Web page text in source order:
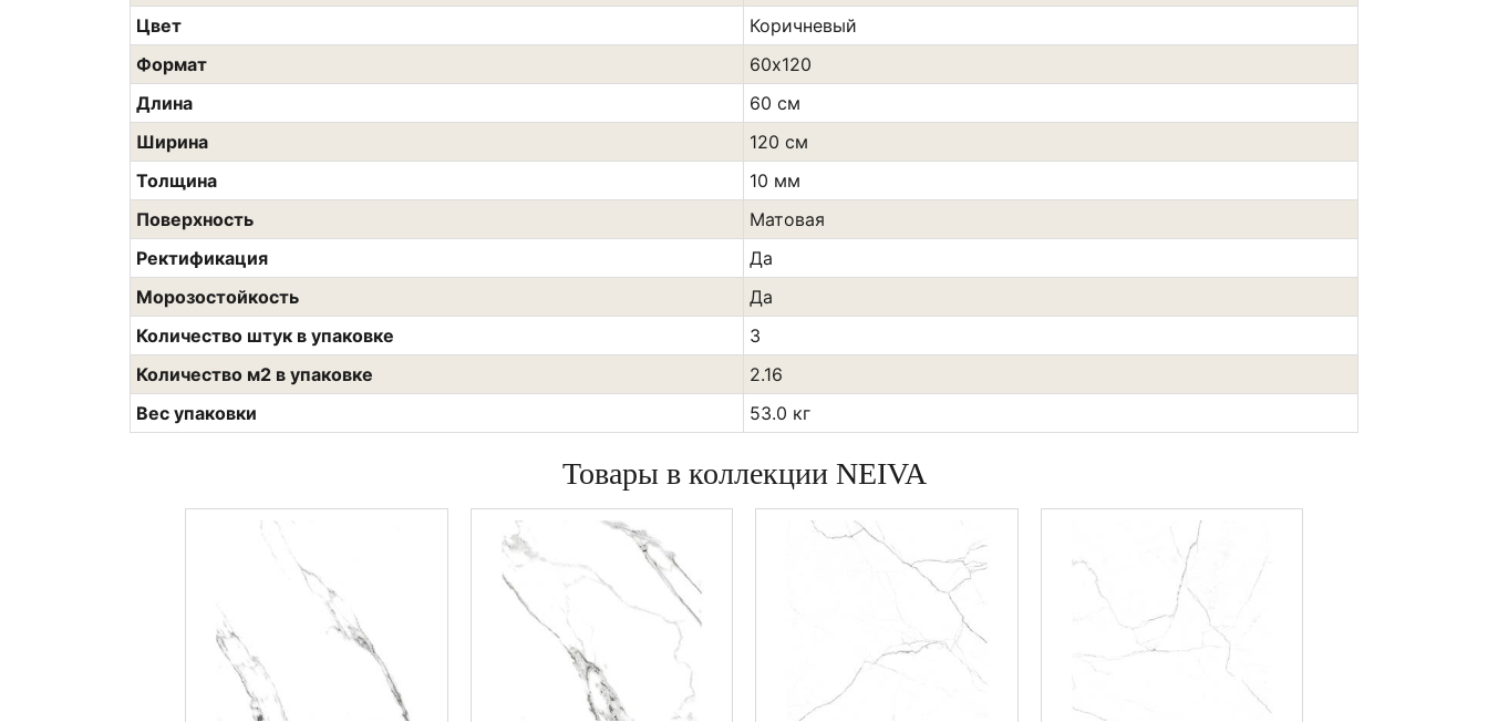
Цвет
Коричневый
Формат
60х120
Длина
60 см
Ширина
120 см
Толщина
10 мм
Поверхность
Матовая
Ректификация
Да
Морозостойкость
Да
Количество штук в упаковке
3
Количество м2 в упаковке
2.16
Вес упаковки
53.0 кг
Товары в коллекции NEIVA